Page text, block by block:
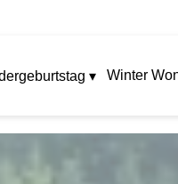
▾ Winter